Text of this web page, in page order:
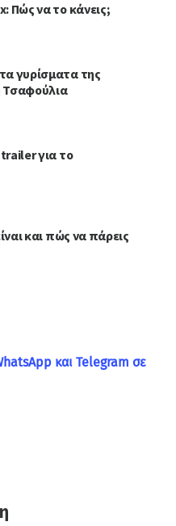
Πώς να το κάνεις;
γυρίσματα της
Τσαφούλια
για το
και πώς να πάρεις
και Telegram σε